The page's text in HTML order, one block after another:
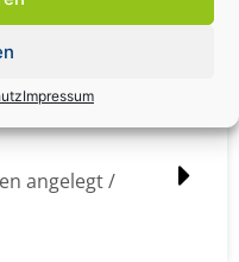
Impressum
und Texte)
angelegt /